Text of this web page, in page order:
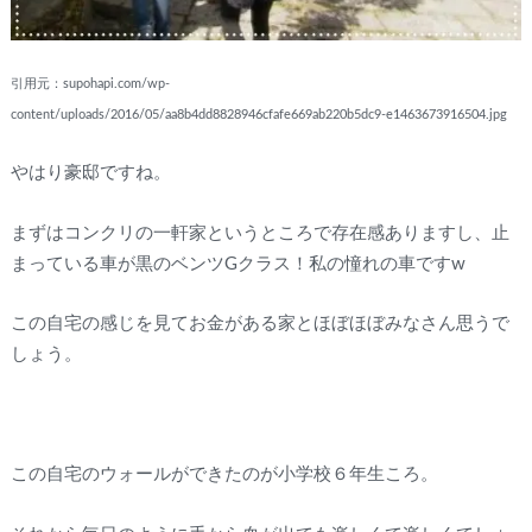
引用元：supohapi.com/wp-
content/uploads/2016/05/aa8b4dd8828946cfafe669ab220b5dc9-e1463673916504.jpg
やはり豪邸ですね。
まずはコンクリの一軒家というところで存在感ありますし、止
まっている車が黒のベンツGクラス！私の憧れの車ですw
この自宅の感じを見てお金がある家とほぼほぼみなさん思うで
しょう。
この自宅のウォールができたのが小学校６年生ころ。